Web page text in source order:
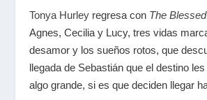
Tonya Hurley regresa con The Blessed
Agnes, Cecilia y Lucy, tres vidas
desamor y los sueños rotos, que
llegada de Sebastián que el destino
algo grande, si es que deciden llegar